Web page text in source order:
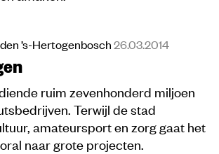
’s-Hertogenbosch26.03.2014
ruim zevenhonderd miljoen
Terwijl de stad
amateursport en zorg gaat het
naar grote projecten.